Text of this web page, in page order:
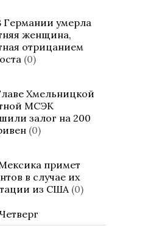
Германии умерла
женщина,
отрицанием
(0)
Хмельницкой
МСЭК
залог на 200
(0)
примет
в случае их
из США (0)